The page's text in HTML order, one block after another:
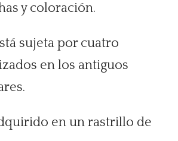
y coloración.
sujeta por cuatro
en los antiguos
en un rastrillo de